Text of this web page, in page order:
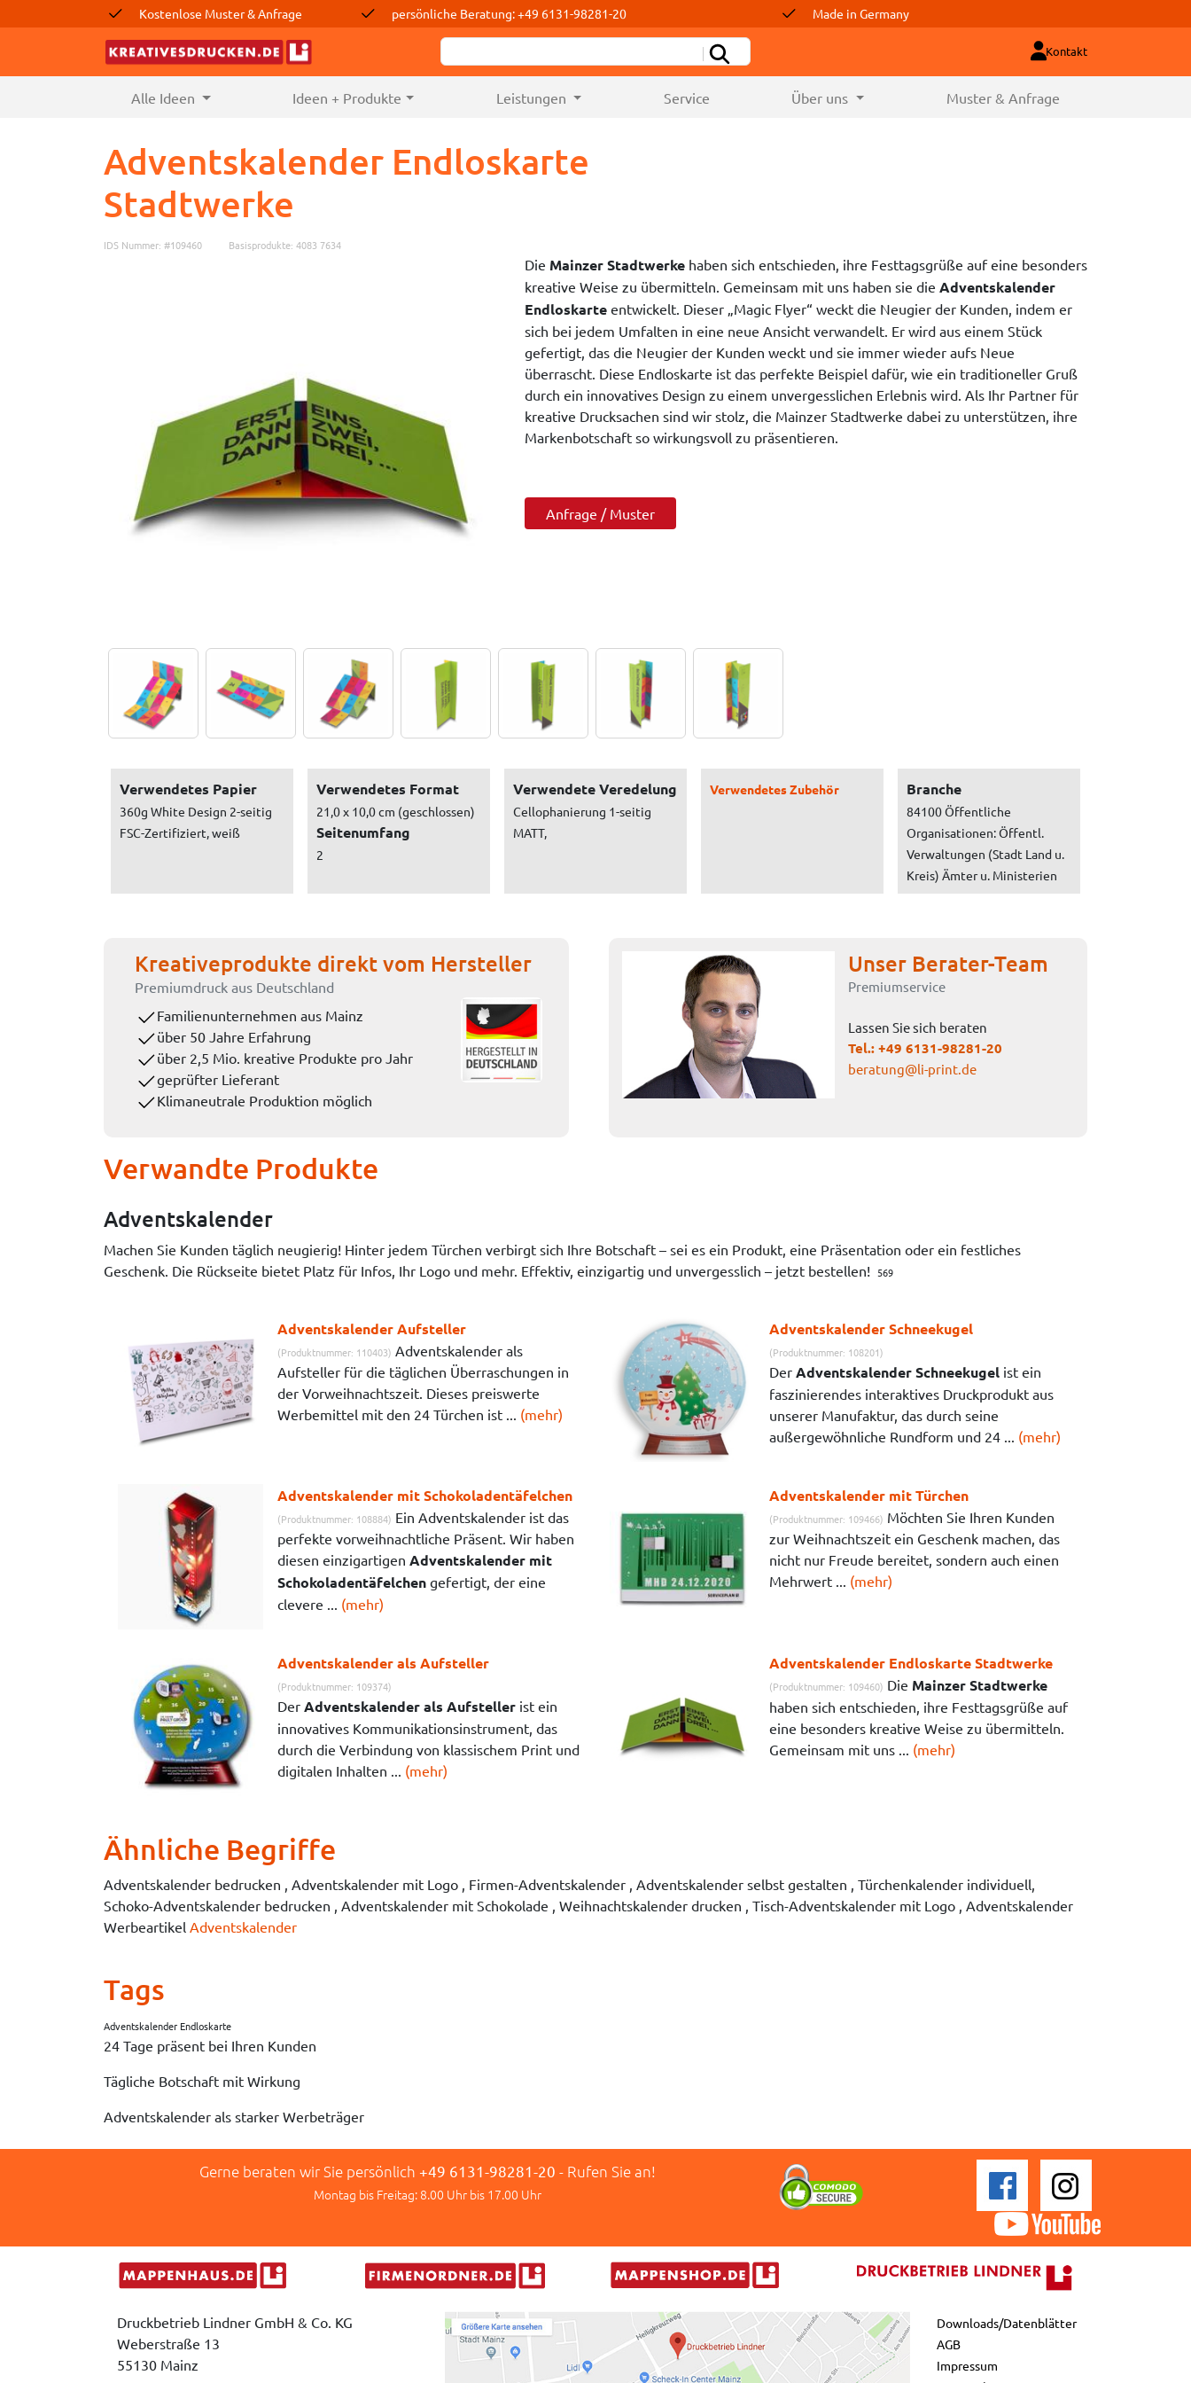
Kostenlose Muster & Anfrage persönliche Beratung: +49 6131-98281-20 Made in Germany
Kontakt
Alle Ideen (current) Ideen + Produkte Leistungen Service Über uns Muster & Anfrage
Adventskalender Endloskarte
Stadtwerke
IDS Nummer: #109460 Basisprodukte: 4083 7634
Die Mainzer Stadtwerke haben sich entschieden, ihre Festtagsgrüße auf eine besonders
kreative Weise zu übermitteln. Gemeinsam mit uns haben sie die Adventskalender
Endloskarte entwickelt. Dieser „Magic Flyer“ weckt die Neugier der Kunden, indem er
sich bei jedem Umfalten in eine neue Ansicht verwandelt. Er wird aus einem Stück
gefertigt, das die Neugier der Kunden weckt und sie immer wieder aufs Neue
überrascht. Diese Endloskarte ist das perfekte Beispiel dafür, wie ein traditioneller Gruß
durch ein innovatives Design zu einem unvergesslichen Erlebnis wird. Als Ihr Partner für
kreative Drucksachen sind wir stolz, die Mainzer Stadtwerke dabei zu unterstützen, ihre
Markenbotschaft so wirkungsvoll zu präsentieren.
Anfrage / Muster
Verwendetes Papier
360g White Design 2-seitig
FSC-Zertifiziert, weiß
Verwendetes Format
21,0 x 10,0 cm (geschlossen)
Seitenumfang
2
Verwendete Veredelung
Cellophanierung 1-seitig
MATT,
Verwendetes Zubehör Branche
84100 Öffentliche
Organisationen: Öffentl.
Verwaltungen (Stadt Land u.
Kreis) Ämter u. Ministerien
Kreativeprodukte direkt vom Hersteller
Premiumdruck aus Deutschland
Familienunternehmen aus Mainz
über 50 Jahre Erfahrung
über 2,5 Mio. kreative Produkte pro Jahr
geprüfter Lieferant
Klimaneutrale Produktion möglich
Unser Berater-Team
Premiumservice
Lassen Sie sich beraten
Tel.: +49 6131-98281-20
beratung@li-print.de
Verwandte Produkte
Adventskalender
Machen Sie Kunden täglich neugierig! Hinter jedem Türchen verbirgt sich Ihre Botschaft – sei es ein Produkt, eine Präsentation oder ein festliches
Geschenk. Die Rückseite bietet Platz für Infos, Ihr Logo und mehr. Effektiv, einzigartig und unvergesslich – jetzt bestellen!
569
Adventskalender Aufsteller
(Produktnummer: 110403) Adventskalender als
Aufsteller für die täglichen Überraschungen in
der Vorweihnachtszeit. Dieses preiswerte
Werbemittel mit den 24 Türchen ist ... (mehr)
Adventskalender Schneekugel
(Produktnummer: 108201)
Der Adventskalender Schneekugel ist ein
faszinierendes interaktives Druckprodukt aus
unserer Manufaktur, das durch seine
außergewöhnliche Rundform und 24 ... (mehr)
Adventskalender mit Schokoladentäfelchen
(Produktnummer: 108884) Ein Adventskalender ist das
perfekte vorweihnachtliche Präsent. Wir haben
diesen einzigartigen Adventskalender mit
Schokoladentäfelchengefertigt, der eine
clevere ... (mehr)
Adventskalender mit Türchen
(Produktnummer: 109466) Möchten Sie Ihren Kunden
zur Weihnachtszeit ein Geschenk machen, das
nicht nur Freude bereitet, sondern auch einen
Mehrwert ... (mehr)
Adventskalender als Aufsteller
(Produktnummer: 109374)
Der Adventskalender als Aufstellerist ein
innovatives Kommunikationsinstrument, das
durch die Verbindung von klassischem Print und
digitalen Inhalten ... (mehr)
Adventskalender Endloskarte Stadtwerke
(Produktnummer: 109460) Die Mainzer Stadtwerke
haben sich entschieden, ihre Festtagsgrüße auf
eine besonders kreative Weise zu übermitteln.
Gemeinsam mit uns ... (mehr)
Ähnliche Begriffe
Adventskalender bedrucken , Adventskalender mit Logo , Firmen-Adventskalender , Adventskalender selbst gestalten , Türchenkalender individuell,
Schoko-Adventskalender bedrucken , Adventskalender mit Schokolade , Weihnachtskalender drucken , Tisch-Adventskalender mit Logo , Adventskalender
Werbeartikel Adventskalender
Tags
Adventskalender Endloskarte
24 Tage präsent bei Ihren Kunden
Tägliche Botschaft mit Wirkung
Adventskalender als starker Werbeträger
Gerne beraten wir Sie persönlich +49 6131-98281-20 - Rufen Sie an!
Montag bis Freitag: 8.00 Uhr bis 17.00 Uhr
Druckbetrieb Lindner GmbH & Co. KG
Weberstraße 13
55130 Mainz
Downloads/Datenblätter
AGB
Impressum